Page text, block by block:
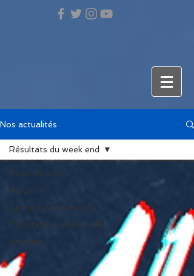
Nos actualités
Tous les posts
Actualité
Agenda du week end
Résultats du week end
Interview
Résultats du week end